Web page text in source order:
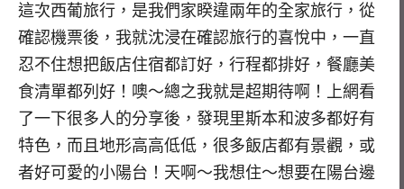
這次西葡旅行，是我們家睽違兩年的全家旅行，從
確認機票後，我就沈浸在確認旅行的喜悅中，一直
忍不住想把飯店住宿都訂好，行程都排好，餐廳美
食清單都列好！噢～總之我就是超期待啊！上網看
了一下很多人的分享後，發現里斯本和波多都好有
特色，而且地形高高低低，很多飯店都有景觀，或
者好可愛的小陽台！天啊～我想住～想要在陽台邊